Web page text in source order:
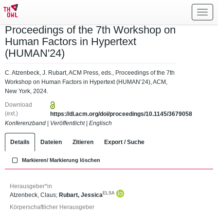
Proceedings of the 7th Workshop on
Human Factors in Hypertext
(HUMAN'24)
C. Atzenbeck, J. Rubart, ACM Press, eds., Proceedings of the 7th
Workshop on Human Factors in Hypertext (HUMAN’24), ACM,
New York, 2024.
Download
(ext.)
https://dl.acm.org/doi/proceedings/10.1145/3679058
Konferenzband
Veröffentlicht| Englisch
Details Dateien Zitieren Export / Suche
Markieren/ Markierung löschen
Herausgeber*in
Atzenbeck, Claus; Rubart, Jessica ELSA
Körperschaftlicher Herausgeber